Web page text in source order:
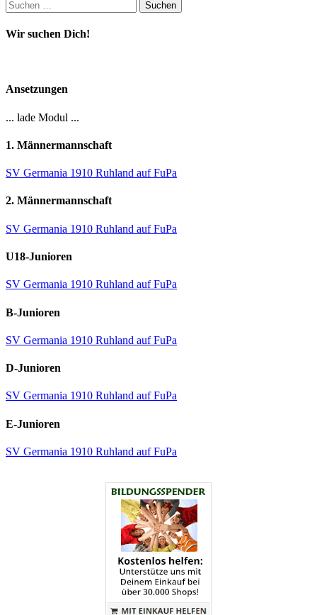
Suchen
nach:
Wir suchen Dich!
Ansetzungen
... lade Modul ...
1. Männermannschaft
SV Germania 1910 Ruhland auf FuPa
2. Männermannschaft
SV Germania 1910 Ruhland auf FuPa
U18-Junioren
SV Germania 1910 Ruhland auf FuPa
B-Junioren
SV Germania 1910 Ruhland auf FuPa
D-Junioren
SV Germania 1910 Ruhland auf FuPa
E-Junioren
SV Germania 1910 Ruhland auf FuPa